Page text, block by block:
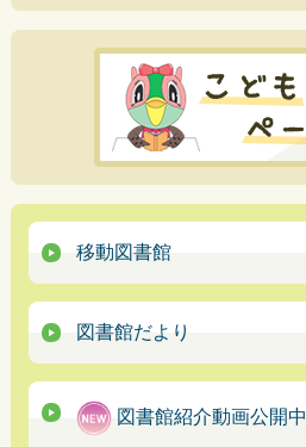
移動図書館
図書館だより
図書館紹介動画公開中